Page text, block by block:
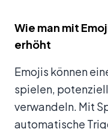
Wie man mit
erhöht
Emojis können
spielen,
verwandeln. Mit
automatische